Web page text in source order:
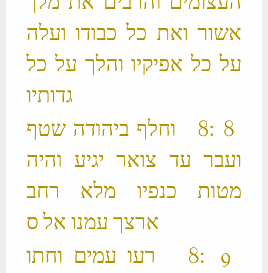
אשור ואת כל כבודו ועלה
על כל אפיקיו והלך על כל
‫ 8 ׃8 וחלף ביהודה שטף
ועבר עד צואר יגיע והיה
מטות כנפיו מלא רחב
‫ 9 ׃8 רעו עמים וחתו